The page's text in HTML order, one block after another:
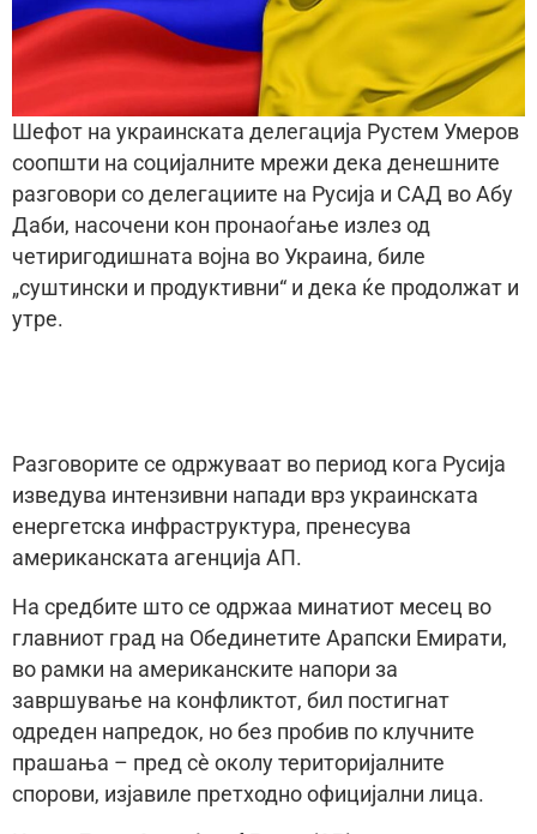
Шефот на украинската делегација Рустем Умеров
соопшти на социјалните мрежи дека денешните
разговори со делегациите на Русија и САД во Абу
Даби, насочени кон пронаоѓање излез од
четиригодишната војна во Украина, биле
„суштински и продуктивни“ и дека ќе продолжат и
утре.
Разговорите се одржуваат во период кога Русија
изведува интензивни напади врз украинската
енергетска инфраструктура, пренесува
американската агенција АП.
На средбите што се одржаа минатиот месец во
главниот град на Обединетите Арапски Емирати,
во рамки на американските напори за
завршување на конфликтот, бил постигнат
одреден напредок, но без пробив по клучните
прашања – пред сè околу територијалните
спорови, изјавиле претходно официјални лица.